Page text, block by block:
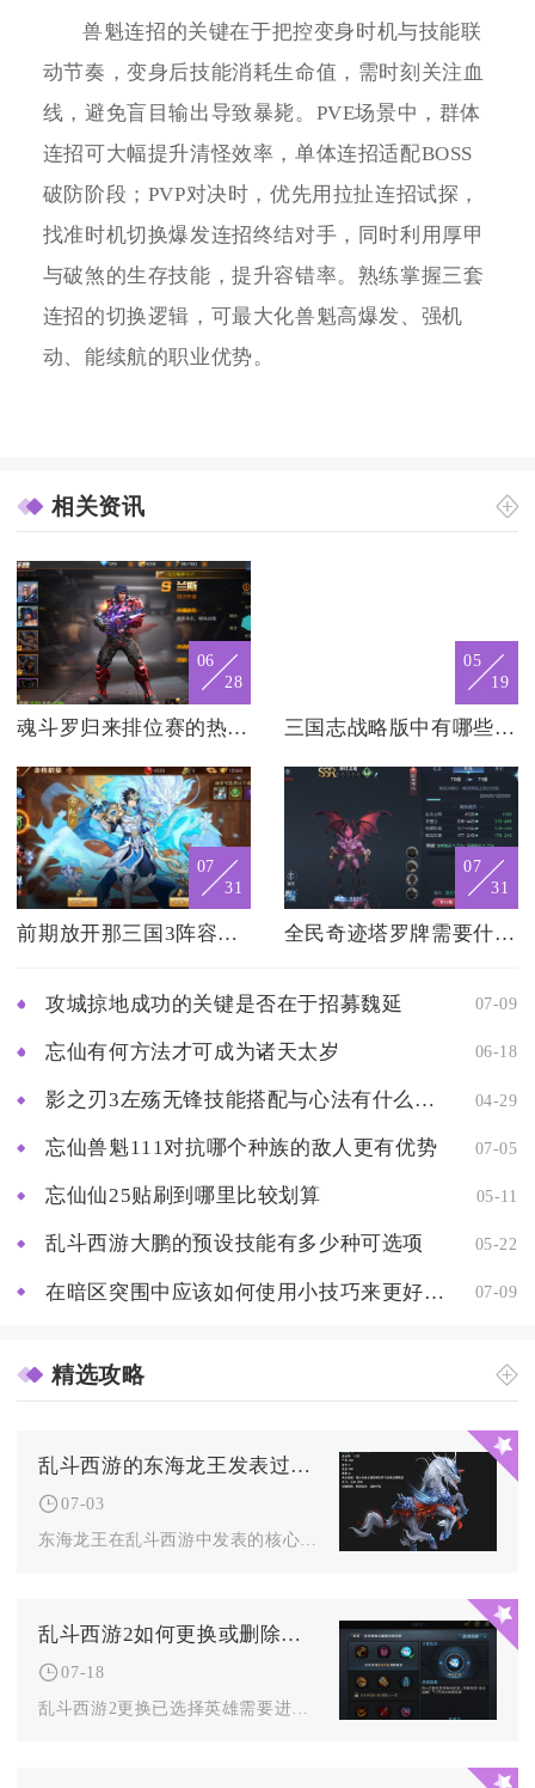
兽魁连招的关键在于把控变身时机与技能联
动节奏，变身后技能消耗生命值，需时刻关注血
线，避免盲目输出导致暴毙。PVE场景中，群体
连招可大幅提升清怪效率，单体连招适配BOSS
破防阶段；PVP对决时，优先用拉扯连招试探，
找准时机切换爆发连招终结对手，同时利用厚甲
与破煞的生存技能，提升容错率。熟练掌握三套
连招的切换逻辑，可最大化兽魁高爆发、强机
动、能续航的职业优势。
相关资讯
06
28
魂斗罗归来排位赛的热门武器有哪些
05
19
三国志战略版中有哪些贼寇角色
07
31
前期放开那三国3阵容有哪些推荐
07
31
全民奇迹塔罗牌需要什么条件
攻城掠地成功的关键是否在于招募魏延 07-09
忘仙有何方法才可成为诸天太岁 06-18
影之刃3左殇无锋技能搭配与心法有什么特别之处 04-29
忘仙兽魁111对抗哪个种族的敌人更有优势 07-05
忘仙仙25贴刷到哪里比较划算 05-11
乱斗西游大鹏的预设技能有多少种可选项 05-22
在暗区突围中应该如何使用小技巧来更好地出金 07-09
精选攻略
乱斗西游的东海龙王发表过哪些言论
07-03
乱斗西游2如何更换或删除已选择的英雄
07-18